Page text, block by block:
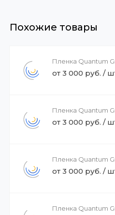
Похожие товары
Пленка Quantum
от 3 000 руб. /
Пленка Quantum
от 3 000 руб. /
Пленка Quantum
от 3 000 руб. /
Пленка Quantum